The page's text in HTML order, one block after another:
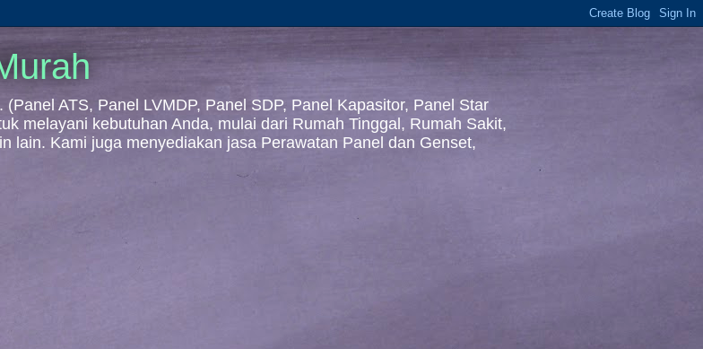
ATS, Panel LVMDP, Panel SDP, Panel Kapasitor, Panel Star
melayani kebutuhan Anda, mulai dari Rumah Tinggal, Rumah Sakit,
lain. Kami juga menyediakan jasa Perawatan Panel dan Genset,